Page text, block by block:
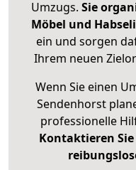
Umzugs. Sie
Möbel und
ein und sorgen
Ihrem neuen
Wenn Sie einen
Sendenhorst
professionelle
Kontaktieren